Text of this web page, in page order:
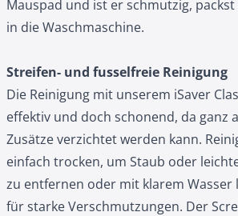
Mauspad und ist er schmutzig,
in die Waschmaschine.
Streifen- und fusselfreie Reinigung
Die Reinigung mit unserem iSaver
effektiv und doch schonend, da ganz
Zusätze verzichtet werden kann.
einfach trocken, um Staub oder
zu entfernen oder mit klarem
für starke Verschmutzungen. Der